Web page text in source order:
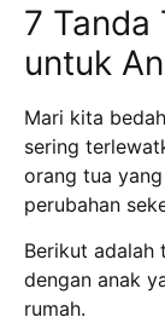
7 Tanda
untuk
Mari kita
sering
orang tua
perubahan
Berikut adalah
dengan anak
rumah.